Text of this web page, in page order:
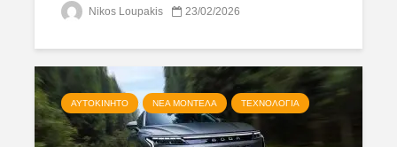
Nikos Loupakis 23/02/2026
ΑΥΤΟΚΊΝΗΤΟ ΝΈΑ ΜΟΝΤΈΛΑ ΤΕΧΝΟΛΟΓΊΑ